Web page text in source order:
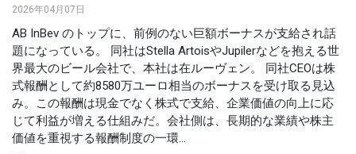
2026年04月07日
AB InBev のトップに、前例のない巨額ボーナスが支給され話
題になっている。 同社はStella ArtoisやJupilerなどを抱える世
界最大のビール会社で、本社は在ルーヴェン。 同社CEOは株
式報酬として約8580万ユーロ相当のボーナスを受け取る見込
み。この報酬は現金でなく株式で支給、企業価値の向上に応
じて利益が増える仕組みだ。会社側は、長期的な業績や株主
価値を重視する報酬制度の一環...